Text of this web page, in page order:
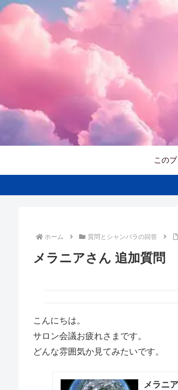
この
ホーム 質問とシャンバラの回答
メラニアさん 追加質問
こんにちは。
サロン会議お疲れさまです。
どんな雰囲気か見てみたいです。
メラニ